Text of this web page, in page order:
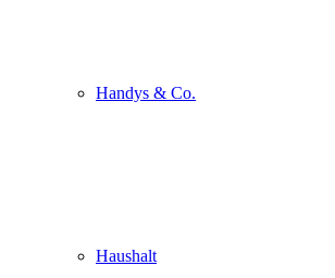
Handys & Co.
Haushalt